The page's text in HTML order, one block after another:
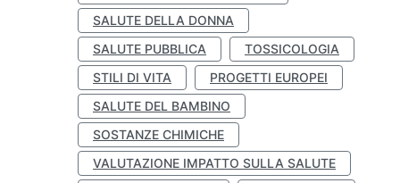
SALUTE DELLA DONNA
SALUTE PUBBLICA
TOSSICOLOGIA
STILI DI VITA
PROGETTI EUROPEI
SALUTE DEL BAMBINO
SOSTANZE CHIMICHE
VALUTAZIONE IMPATTO SULLA SALUTE